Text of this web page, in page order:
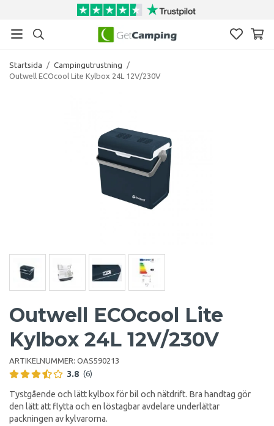
Startsida / Campingutrustning
/
Outwell ECOcool Lite Kylbox 24L 12V/230V
Outwell ECOcool Lite
Kylbox 24L 12V/230V
ARTIKELNUMMER: OAS590213
3.8 (6)
Tystgående och lätt kylbox för bil och nätdrift. Bra handtag gör
den lätt att flytta och en löstagbar avdelare underlättar
packningen av kylvarorna.